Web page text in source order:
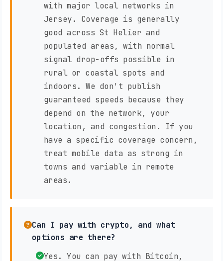
with major local networks in
Jersey. Coverage is generally
good across St Helier and
populated areas, with normal
signal drop-offs possible in
rural or coastal spots and
indoors. We don't publish
guaranteed speeds because they
depend on the network, your
location, and congestion. If you
have a specific coverage concern,
treat mobile data as strong in
towns and variable in remote
areas.
Can I pay with crypto, and what
options are there?
Yes. You can pay with Bitcoin,